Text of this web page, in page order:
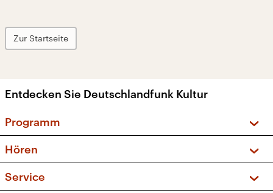
Zur Startseite
Entdecken Sie Deutschlandfunk Kultur
Programm
Sendungen und Podcasts
Musikliste
Hören
Service